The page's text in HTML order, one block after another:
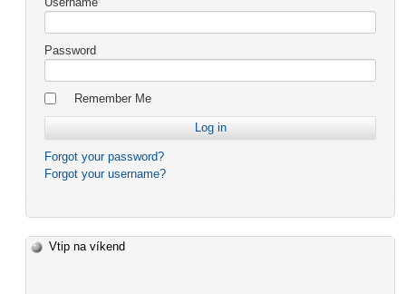
Password
Remember Me
Forgot your password?
Forgot your username?
Vtip na víkend